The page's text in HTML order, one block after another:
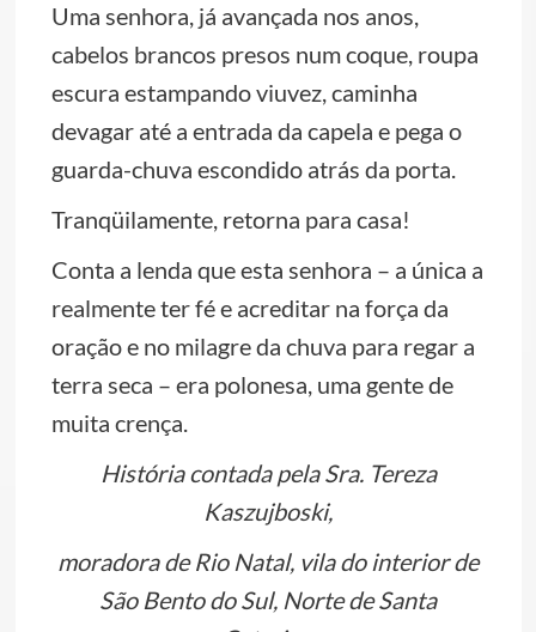
Uma senhora, já avançada nos anos,
cabelos brancos presos num coque, roupa
escura estampando viuvez, caminha
devagar até a entrada da capela e pega o
guarda-chuva escondido atrás da porta.
Tranqüilamente, retorna para casa!
Conta a lenda que esta senhora – a única a
realmente ter fé e acreditar na força da
oração e no milagre da chuva para regar a
terra seca – era polonesa, uma gente de
muita crença.
História contada pela Sra. Tereza
Kaszujboski,
moradora de Rio Natal, vila do interior de
São Bento do Sul, Norte de Santa